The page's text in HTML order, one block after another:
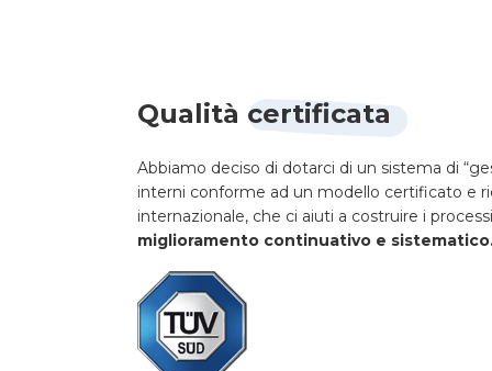
Qualità certificata
Abbiamo deciso di dotarci di un sistema di
interni conforme ad un modello certificato e
internazionale, che ci aiuti a costruire i
miglioramento continuativo e